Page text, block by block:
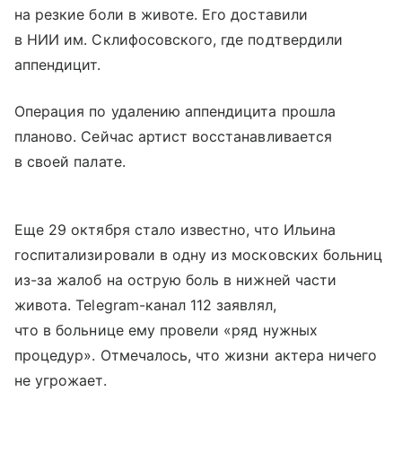
на резкие боли в животе. Его доставили
в НИИ им. Склифосовского, где подтвердили
аппендицит.
Операция по удалению аппендицита прошла
планово. Сейчас артист восстанавливается
в своей палате.
Еще 29 октября стало известно, что Ильина
госпитализировали в одну из московских больниц
из-за жалоб на острую боль в нижней части
живота. Telegram-канал 112 заявлял,
что в больнице ему провели «ряд нужных
процедур». Отмечалось, что жизни актера ничего
не угрожает.